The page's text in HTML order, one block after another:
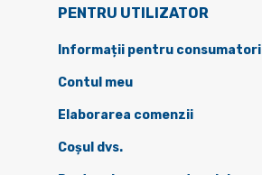
PENTRU UTILIZATOR
Informații pentru consumatori
Contul meu
Elaborarea comenzii
Coșul dvs.